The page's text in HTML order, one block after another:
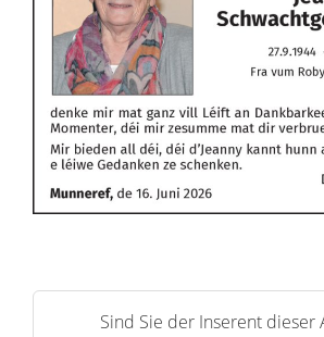
Sind Sie der Inserent dieser